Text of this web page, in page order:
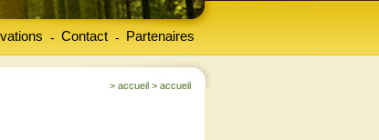
Contact
- Partenaires
-
> accueil > accueil